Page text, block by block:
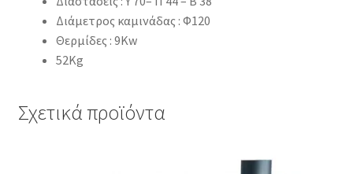
Διάμετρος καμινάδας : Φ120
Θερμίδες : 9Kw
52Kg
Σχετικά προϊόντα